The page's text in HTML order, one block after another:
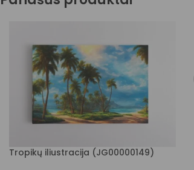
Tropikų iliustracija (JG00000149)